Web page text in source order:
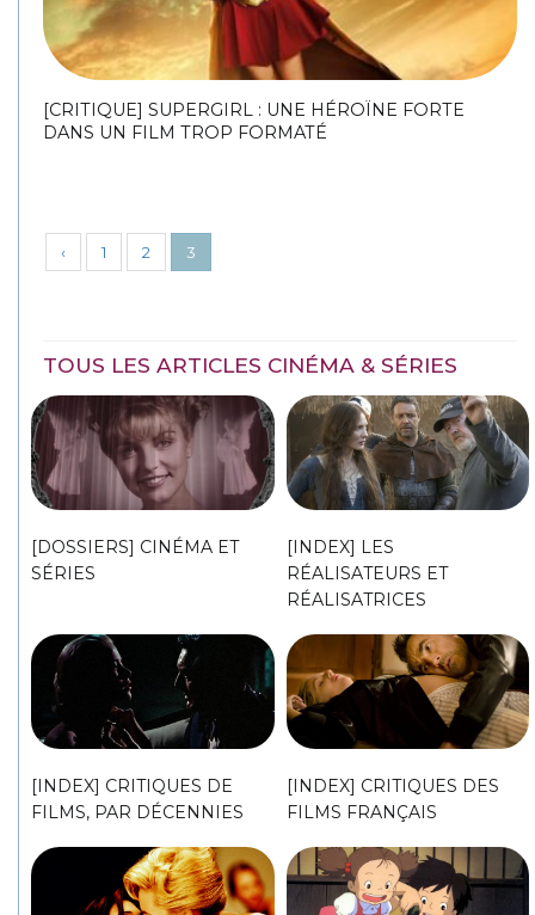
[CRITIQUE] SUPERGIRL : UNE HÉROÏNE FORTE
DANS UN FILM TROP FORMATÉ
‹ 1 2 3
TOUS LES ARTICLES CINÉMA & SÉRIES
[DOSSIERS] CINÉMA ET
SÉRIES
[INDEX] LES
RÉALISATEURS ET
RÉALISATRICES
[INDEX] CRITIQUES DE
FILMS, PAR DÉCENNIES
[INDEX] CRITIQUES DES
FILMS FRANÇAIS